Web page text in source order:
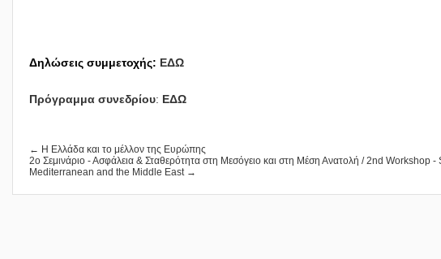
Δηλώσεις συμμετοχής: ΕΔΩ
Πρόγραμμα συνεδρίου: ΕΔΩ
← Η Ελλάδα και το μέλλον της Ευρώπης
2ο Σεμινάριο - Ασφάλεια & Σταθερότητα στη Μεσόγειο και στη Μέση Ανατολή / 2nd Workshop
Mediterranean and the Middle East →